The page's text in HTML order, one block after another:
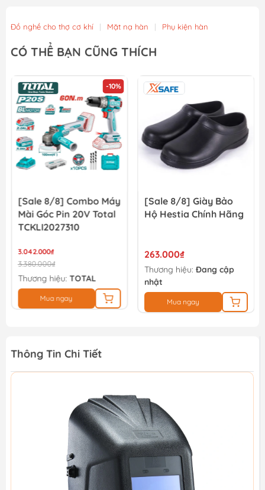
Đồ nghề cho thợ cơ khí | Mặt nạ hàn | Phụ kiện hàn
CÓ THỂ BẠN CŨNG THÍCH
-10%
[Sale 8/8] Combo Máy
Mài Góc Pin 20V Total
TCKLI2027310
3.042.000₫
3.380.000₫
Thương hiệu: TOTAL
Mua ngay
[Sale 8/8] Giày Bảo
Hộ Hestia Chính Hãng
263.000₫
Thương hiệu: Đang cập
nhật
Mua ngay
Thông Tin Chi Tiết